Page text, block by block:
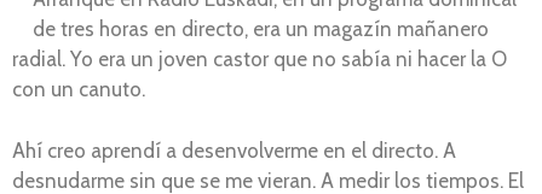
de tres horas en directo, era un magazín mañanero
radial. Yo era un joven castor que no sabía ni hacer la O
con un canuto.
Ahí creo aprendí a desenvolverme en el directo. A
desnudarme sin que se me vieran. A medir los tiempos. El